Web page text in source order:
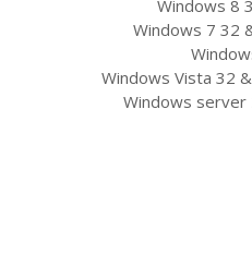
Windows 8
Windows 7 32
Windows Vista 32
Windows